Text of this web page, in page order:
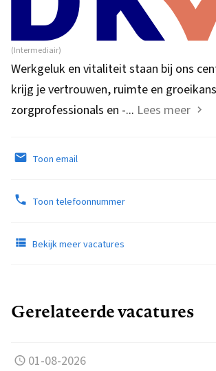
(Intermediair)
Werkgeluk en vitaliteit staan bij ons
krijg je vertrouwen, ruimte en
zorgprofessionals en -... Lees meer
Toon email
Toon telefoonnummer
Bekijk meer vacatures
Gerelateerde vacatures
01-08-2026